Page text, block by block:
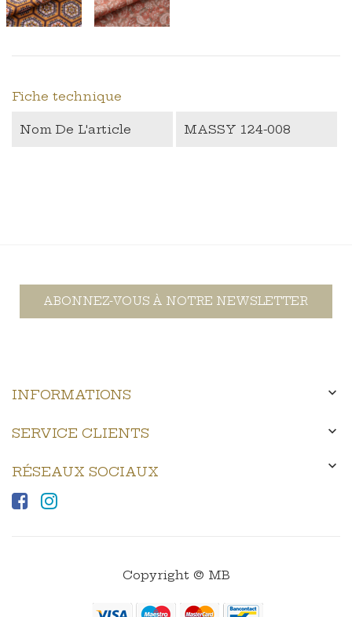
Fiche technique
Nom De L'article MASSY 124-008
ABONNEZ-VOUS À NOTRE NEWSLETTER
INFORMATIONS 
SERVICE CLIENTS 
RÉSEAUX SOCIAUX 
Copyright © MB